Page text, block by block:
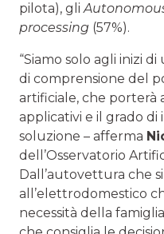
pilota), gli
processing (57%).
“Siamo solo agli inizi
di comprensione del
artificiale, che porterà
applicativi e il grado
soluzione – afferma
dell’Osservatorio
Dall’autovettura che
all’elettrodomestico
necessità della